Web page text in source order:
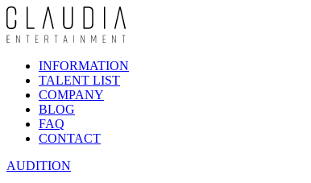
INFORMATION
TALENT LIST
COMPANY
BLOG
FAQ
CONTACT
AUDITION